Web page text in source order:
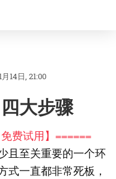
14日, 21:00
大步骤
费试用】======
且至关重要的一个环
式一直都非常死板，